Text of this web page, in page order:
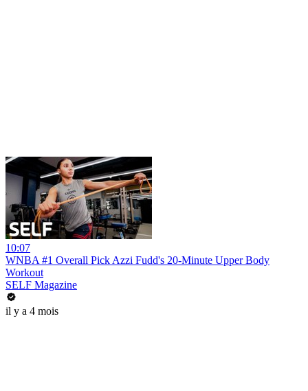
10:07
WNBA #1 Overall Pick Azzi Fudd's 20-Minute Upper Body
Workout
SELF Magazine
il y a 4 mois